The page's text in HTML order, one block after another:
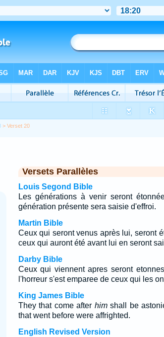
> Verset 20
Versets Parallèles
Louis Segond Bible
Les générations à venir seront
génération présente sera saisie d'effroi.
Martin Bible
Ceux qui seront venus après lui, seront
ceux qui auront été avant lui en seront
Darby Bible
Ceux qui viennent apres seront
l'horreur s'est emparee de ceux qui les
King James Bible
They that come after himshall be
that went before were affrighted.
English Revised Version